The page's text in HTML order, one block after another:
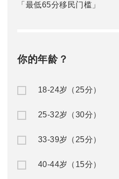
「最低65分移民门槛」
你的年龄？
18-24岁（25分）
25-32岁（30分）
33-39岁（25分）
40-44岁（15分）